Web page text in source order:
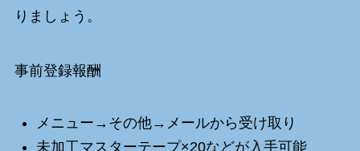
りましょう。
事前登録報酬
メニュー→その他→メールから受け取り
未加工マスターテープ×20などが入手可能